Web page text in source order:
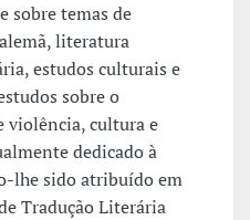
sobre temas de
literatura
estudos culturais e
sobre o
violência, cultura e
dedicado à
lhe sido atribuído em
Tradução Literária